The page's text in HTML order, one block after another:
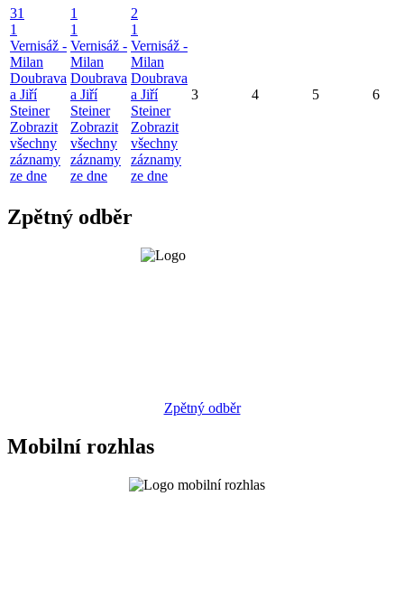
31
1
Vernisáž -
Milan
Doubrava
a Jiří
Steiner
Zobrazit
všechny
záznamy
ze dne
1
1
Vernisáž -
Milan
Doubrava
a Jiří
Steiner
Zobrazit
všechny
záznamy
ze dne
2
1
Vernisáž -
Milan
Doubrava
a Jiří
Steiner
Zobrazit
všechny
záznamy
ze dne
3 4 5 6
Zpětný odběr
Zpětný odběr
Mobilní rozhlas